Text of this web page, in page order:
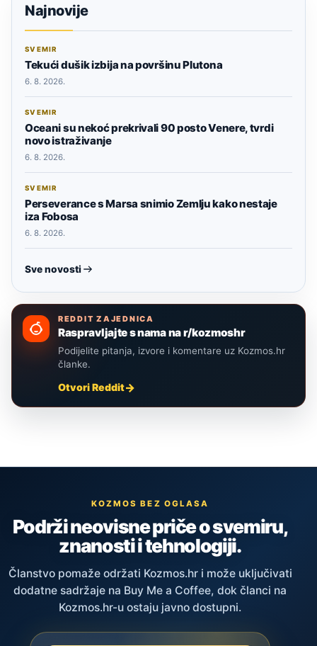
Najnovije
SVEMIR
Tekući dušik izbija na površinu Plutona
6. 8. 2026.
SVEMIR
Oceani su nekoć prekrivali 90 posto Venere, tvrdi
novo istraživanje
6. 8. 2026.
SVEMIR
Perseverance s Marsa snimio Zemlju kako nestaje
iza Fobosa
6. 8. 2026.
Sve novosti
REDDIT ZAJEDNICA
Raspravljajte s nama na r/kozmoshr
Podijelite pitanja, izvore i komentare uz Kozmos.hr
članke.
Otvori Reddit
KOZMOS BEZ OGLASA
Podrži neovisne priče o svemiru,
znanosti i tehnologiji.
Članstvo pomaže održati Kozmos.hr i može uključivati
dodatne sadržaje na Buy Me a Coffee, dok članci na
Kozmos.hr-u ostaju javno dostupni.